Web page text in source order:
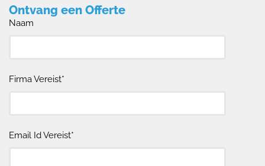
Ontvang een Offerte
Naam
Firma Vereist*
Email Id Vereist*